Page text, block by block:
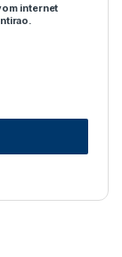
internet